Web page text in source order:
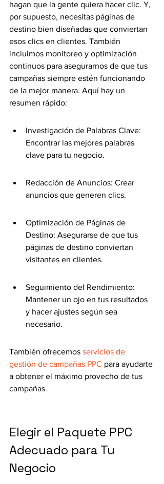
hagan que la gente quiera hacer clic. Y,
por supuesto, necesitas páginas de
destino bien diseñadas que conviertan
esos clics en clientes. También
incluimos monitoreo y optimización
continuos para asegurarnos de que tus
campañas siempre estén funcionando
de la mejor manera. Aquí hay un
resumen rápido:
Investigación de Palabras Clave:
Encontrar las mejores palabras
clave para tu negocio.
Redacción de Anuncios: Crear
anuncios que generen clics.
Optimización de Páginas de
Destino: Asegurarse de que tus
páginas de destino conviertan
visitantes en clientes.
Seguimiento del Rendimiento:
Mantener un ojo en tus resultados
y hacer ajustes según sea
necesario.
También ofrecemos servicios de
gestión de campañas PPC para ayudarte
a obtener el máximo provecho de tus
campañas.
Elegir el Paquete PPC
Adecuado para Tu
Negocio